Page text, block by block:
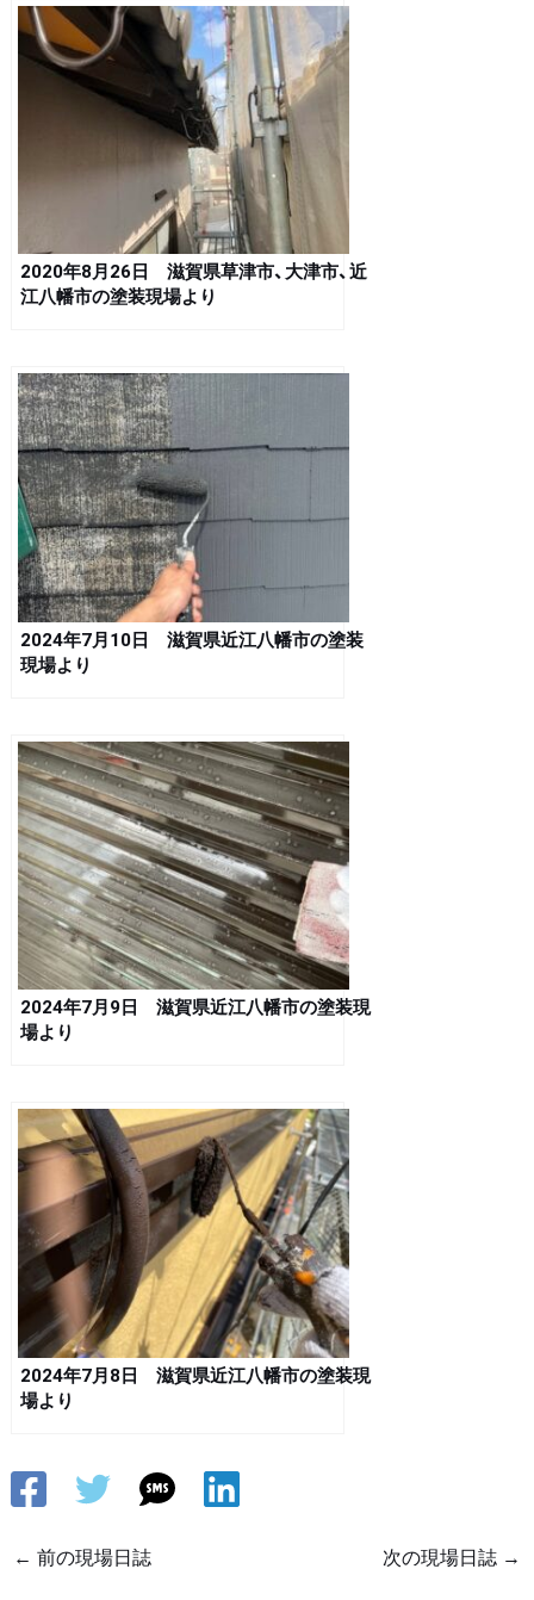
2020年8月26日 滋賀県草津市、大津市、近
江八幡市の塗装現場より
2024年7月10日 滋賀県近江八幡市の塗装
現場より
2024年7月9日 滋賀県近江八幡市の塗装現
場より
2024年7月8日 滋賀県近江八幡市の塗装現
場より
← 前の現場日誌 次の現場日誌 →